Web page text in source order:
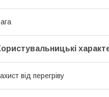
від перегріву